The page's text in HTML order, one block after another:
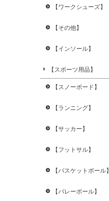
【ワークシューズ】
【その他】
【インソール】
【スポーツ用品】
【スノーボード】
【ランニング】
【サッカー】
【フットサル】
【バスケットボール】
【バレーボール】